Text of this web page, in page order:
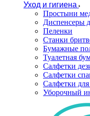
Уход и гигиена
Простыни
Диспенсеры
Пеленки
Станки
Бумажные
Туалетная
Салфетки
Салфетки
Салфетки
Уборочный